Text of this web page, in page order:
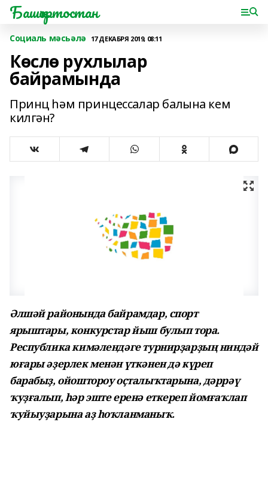
Башҡортостан
Социаль мәсьәлә 17 ДЕКАБРЯ 2019, 08:11
Көслө рухлылар
байрамында
Принц һәм принцессалар балына кем
килгән?
Әлшәй районында байрамдар, спорт
ярыштары, конкурстар йыш булып тора.
Республика кимәлендәге турнирҙарҙың ниндәй
юғары әҙерлек менән үткәнен дә күреп
барабыҙ, ойоштороу оҫталыҡтарына, дәррәү
ҡуҙғалып, һәр эште еренә еткереп йомғаҡлап
ҡуйыуҙарына аҙ һоҡланманыҡ.